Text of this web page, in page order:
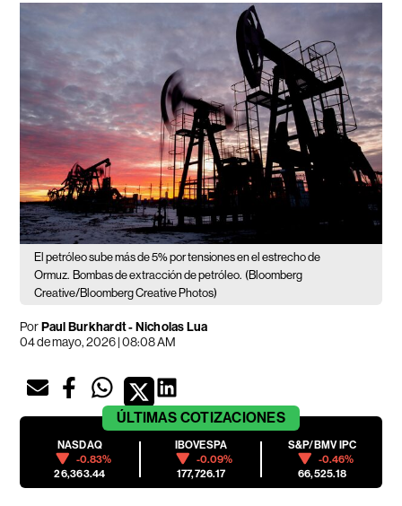
El petróleo sube más de 5% por tensiones en el estrecho de
Ormuz. Bombas de extracción de petróleo. (Bloomberg
Creative/Bloomberg Creative Photos)
PorPaul Burkhardt - Nicholas Lua
04 de mayo, 2026 | 08:08 AM
ÚLTIMAS COTIZACIONES
NASDAQ
-0.83%
26,363.44
IBOVESPA
-0.09%
177,726.17
S&P/BMV IPC
-0.46%
66,525.18